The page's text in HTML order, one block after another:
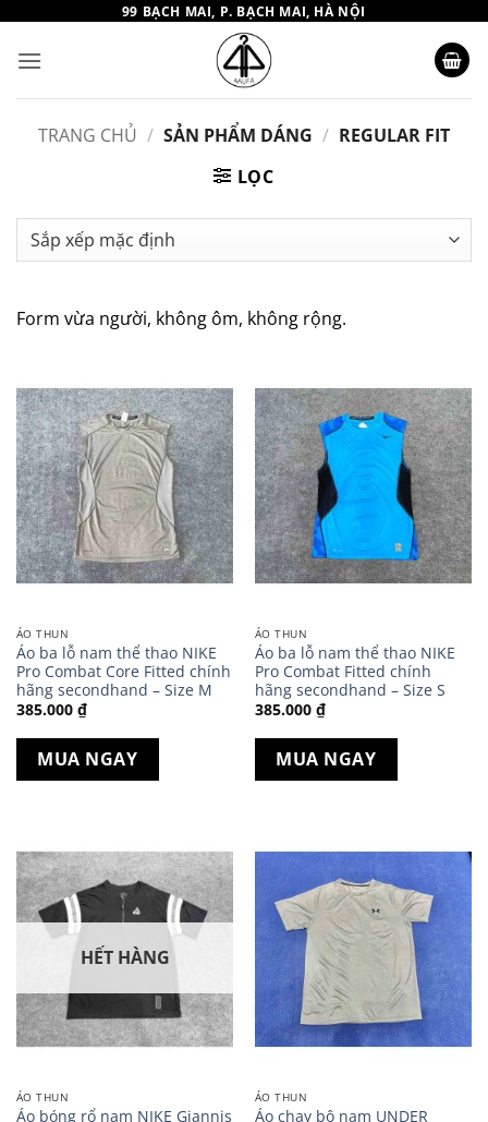
nội
dung
99 BẠCH MAI, P. BẠCH MAI, HÀ NỘI
TRANG CHỦ / SẢN PHẨM DÁNG / REGULAR FIT
LỌC
Form vừa người, không ôm, không rộng.
ÁO THUN
Áo ba lỗ nam thể thao NIKE
Pro Combat Core Fitted chính
hãng secondhand – Size M
385.000 ₫
MUA NGAY
ÁO THUN
Áo ba lỗ nam thể thao NIKE
Pro Combat Fitted chính
hãng secondhand – Size S
385.000 ₫
MUA NGAY
HẾT HÀNG
ÁO THUN
Áo bóng rổ nam NIKE Giannis
ÁO THUN
Áo chạy bộ nam UNDER